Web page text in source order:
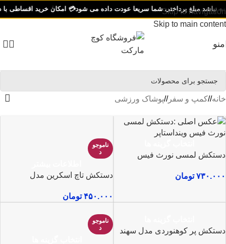
Skip to navigation
Skip to main content
مبلغ پرداختی شما سریعا عودت داده می شود💳 امکان خرید اقساطی با دیجی‌پی
منو
خانه/ کمپ و سفر/ پوشاک ورزشی
دستکش لمسی نورث فیس
۷۳۰.۰۰۰ تومان
ناموجو
د
دستکش تاچ اسکرین مدل
۴۵۰.۰۰۰ تومان
دستکش پر کوهنوردی مدل سهند
ناموجو
د